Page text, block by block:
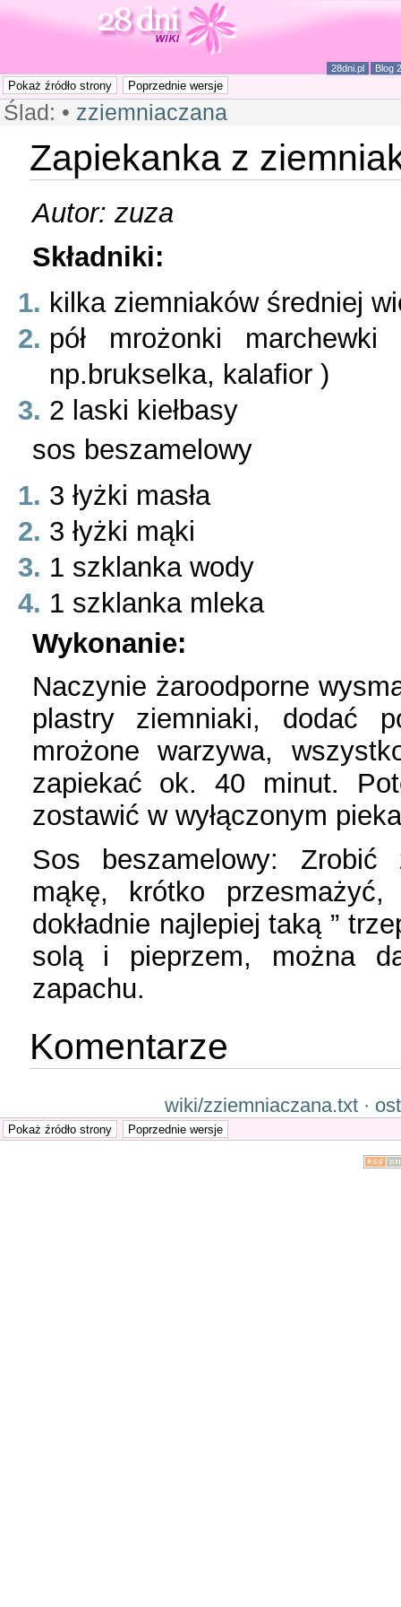
28dni.pl Blog
Ślad: • zziemniaczana
Zapiekanka z
Autor: zuza
Składniki:
kilka ziemniaków średniej
pół mrożonki
np.brukselka, kalafior )
2 laski kiełbasy
sos beszamelowy
3 łyżki masła
3 łyżki mąki
1 szklanka wody
1 szklanka mleka
Wykonanie:
Naczynie żaroodporne
plastry ziemniaki, dodać
mrożone warzywa,
zapiekać ok. 40 minut.
zostawić w wyłączonym
Sos beszamelowy: Zrobić
mąkę, krótko
dokładnie najlepiej taką ”
solą i pieprzem, można
zapachu.
Komentarze
wiki/zziemniaczana.txt ·